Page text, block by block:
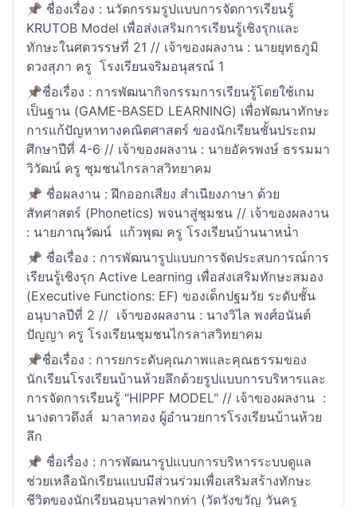
📌 ชื่องเรื่อง : นวัตกรรมรูปแบบการจัดการเรียนรู้
KRUTOB Model เพื่อส่งเสริมการเรียนรู้เชิงรุกและ
ทักษะในศตวรรษที่ 21 // เจ้าของผลงาน : นายยุทธภูมิ
ดวงสุภา ครู โรงเรียนจริมอนุสรณ์ 1
📌ชื่อเรื่อง : การพัฒนากิจกรรมการเรียนรู้โดยใช้เกม
เป็นฐาน (GAME-BASED LEARNING) เพื่อพัฒนาทักษะ
การแก้ปัญหาทางคณิตศาสตร์ ของนักเรียนชั้นประถม
ศึกษาปีที่ 4-6 // เจ้าของผลงาน : นายอัครพงษ์ ธรรมมา
วิวัฒน์ ครู ชุมชนไกรลาสวิทยาคม
📌 ชื่อผลงาน : ฝึกออกเสียง สำเนียงภาษา ด้วย
สัทศาสตร์ (Phonetics) พจนาสู่ชุมชน // เจ้าของผลงาน
: นายภาณุวัฒน์ แก้วพุฒ ครู โรงเรียนบ้านนาหน่ำ
📌 ชื่อเรื่อง : การพัฒนารูปแบบการจัดประสบการณ์การ
เรียนรู้เชิงรุก Active Learning เพื่อส่งเสริมทักษะสมอง
(Executive Functions: EF) ของเด็กปฐมวัย ระดับชั้น
อนุบาลปีที่ 2 // เจ้าของผลงาน : นางวิไล พงศ์อนันต์
ปัญญา ครู โรงเรียนชุมชนไกรลาสวิทยาคม
📌ชื่อเรื่อง : การยกระดับคุณภาพและคุณธรรมของ
นักเรียนโรงเรียนบ้านห้วยลึกด้วยรูปแบบการบริหารและ
การจัดการเรียนรู้ "HIPPF MODEL" // เจ้าของผลงาน :
นางดาวดึงส์ มาลาทอง ผู้อำนวยการโรงเรียนบ้านห้วย
ลึก
📌 ชื่อเรื่อง : การพัฒนารูปแบบการบริหารระบบดูแล
ช่วยเหลือนักเรียนแบบมีส่วนร่วมเพื่อเสริมสร้างทักษะ
ชีวิตของนักเรียนอนุบาลฟากท่า (วัดวังขวัญ วันครู